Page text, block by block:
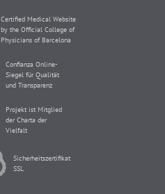
Certified Medical Website
by the Official College of
Physicians of Barcelona
Confianza Online-
Siegel für Qualität
und Transparenz
Projekt ist Mitglied
der Charta der
Vielfalt
Sicherheitszertifikat
SSL